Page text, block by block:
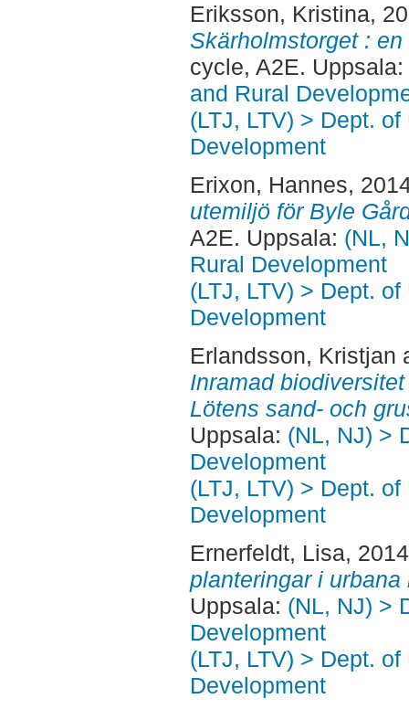
Eriksson, Kristina,
Skärholmstorget :
cycle, A2E. Uppsala:
and Rural
(LTJ, LTV) > Dept.
Development
Erixon, Hannes,
utemiljö för Byle
A2E. Uppsala: (NL,
Rural Development
(LTJ, LTV) > Dept.
Development
Erlandsson, Kristjan
Inramad
Lötens sand- och
Uppsala: (NL, NJ) >
Development
(LTJ, LTV) > Dept.
Development
Ernerfeldt, Lisa,
planteringar i urbana
Uppsala: (NL, NJ) >
Development
(LTJ, LTV) > Dept.
Development